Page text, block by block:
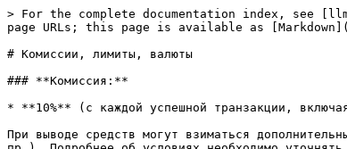
> For the complete documentation index, see
page URLs; this page is available as
# Комиссии, лимиты, валюты
### **Комиссия:**
* **10%** (с каждой успешной транзакции,
При выводе средств могут взиматься